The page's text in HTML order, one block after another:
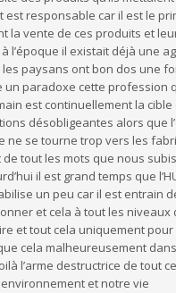
est responsable car il est le
la vente de ces produits et
l’époque il existait déjà une
les paysans ont bon dos une
un paradoxe cette profession
est continuellement la
désobligeantes alors que
ne se tourne trop vers les
de tout les mots que nous
il est grand temps que
un peu car il est entrain
et cela à tout les niveaux
et tout cela uniquement pour
cela malheureusement
l’arme destructrice de tout
et notre vie